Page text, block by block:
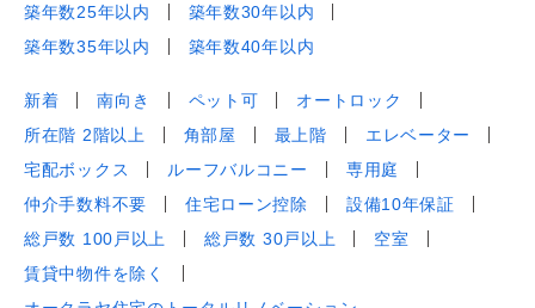
築年数25年以内
築年数30年以内
築年数35年以内
築年数40年以内
新着 南向き ペット可
オートロック
所在階 2階以上
角部屋 最上階
エレベーター
宅配ボックス
ルーフバルコニー
専用庭
仲介手数料不要
住宅ローン控除
設備10年保証
総戸数 100戸以上
総戸数 30戸以上
空室
賃貸中物件を除く